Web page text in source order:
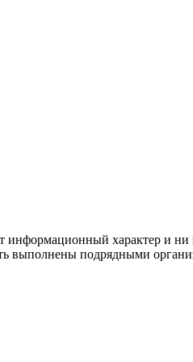
информационный характер и
выполнены подрядными